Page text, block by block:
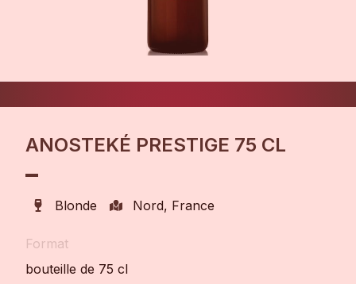
ANOSTEKÉ PRESTIGE 75 CL
Blonde Nord, France
Format
bouteille de 75 cl